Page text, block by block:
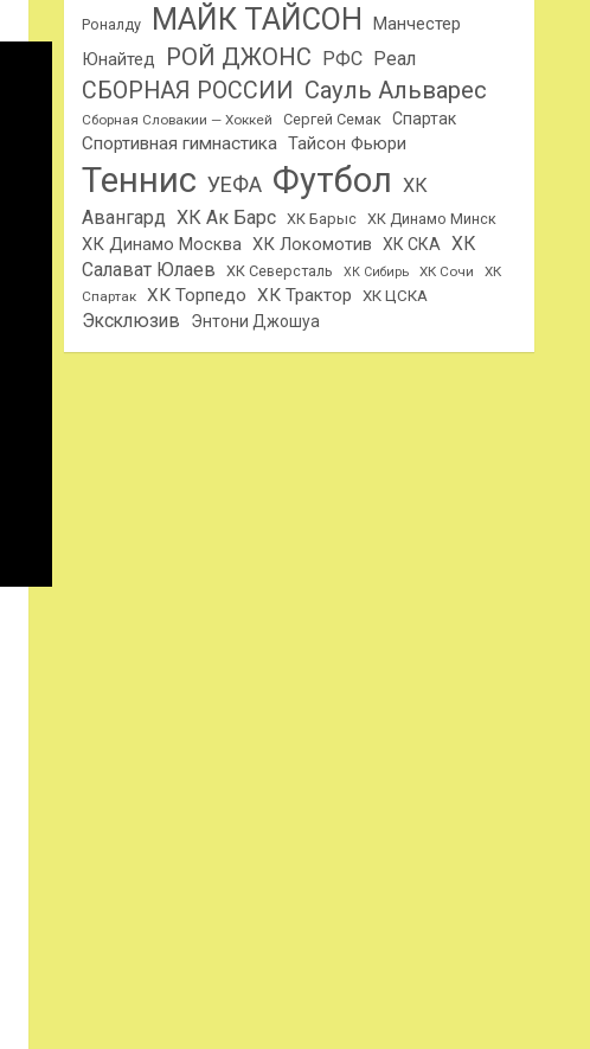
Роналду МАЙК ТАЙСОН
Манчестер
Юнайтед
РОЙ ДЖОНС РФС Реал
СБОРНАЯ РОССИИ Сауль Альварес
Сборная Словакии — Хоккей Сергей Семак Спартак
Спортивная гимнастика Тайсон Фьюри
Теннис УЕФА Футбол ХК
Авангард ХК Ак Барс ХК Барыс ХК Динамо Минск
ХК Динамо Москва ХК Локомотив ХК СКА
ХК
Салават Юлаев
ХК Северсталь ХК Сибирь ХК Сочи
ХК
Спартак
ХК Торпедо ХК Трактор ХК ЦСКА
Эксклюзив Энтони Джошуа